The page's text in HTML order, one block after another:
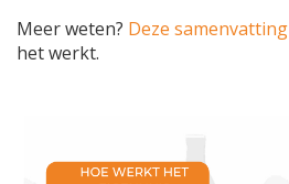
Meer weten? Deze samenvatting
het werkt.